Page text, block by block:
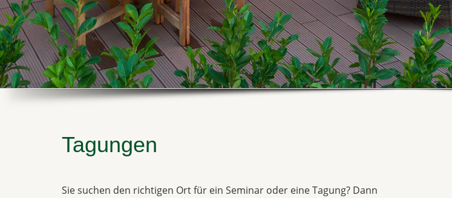
Tagungen
Sie suchen den richtigen Ort für ein Seminar oder eine Tagung? Dann